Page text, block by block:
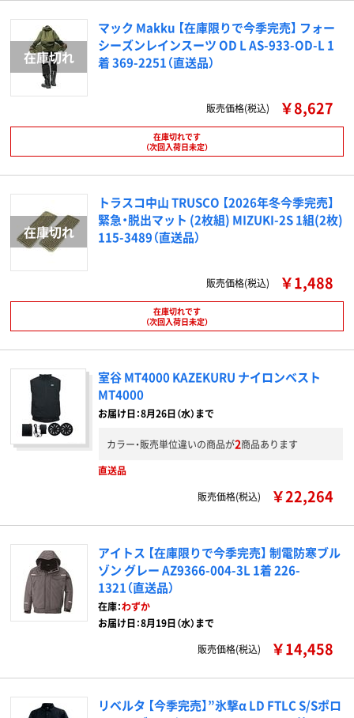
マック Makku 【在庫限りで今季完売】 フォー
シーズンレインスーツ OD L AS-933-OD-L 1
着 369-2251（直送品）
販売価格(税込) ￥8,627
在庫切れです
（次回入荷日未定）
トラスコ中山 TRUSCO 【2026年冬今季完売】
緊急・脱出マット (2枚組) MIZUKI-2S 1組(2枚)
115-3489（直送品）
販売価格(税込) ￥1,488
在庫切れです
（次回入荷日未定）
室谷 MT4000 KAZEKURU ナイロンベスト
MT4000
お届け日：8月26日（水）まで
カラー・販売単位違いの商品が2商品あります
直送品
販売価格(税込)
￥22,264
アイトス 【在庫限りで今季完売】 制電防寒ブル
ゾン グレー AZ9366-004-3L 1着 226-
1321（直送品）
在庫：わずか
お届け日：8月19日（水）まで
販売価格(税込)
￥14,458
リベルタ 【今季完売】”氷撃α LD FTLC S/Sポロ